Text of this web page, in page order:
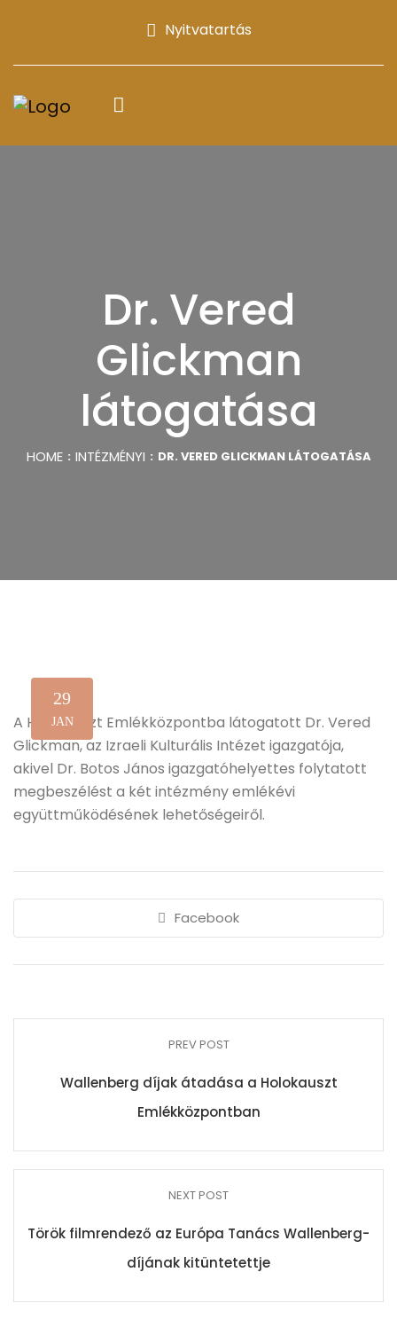
Nyitvatartás
Dr. Vered
Glickman
látogatása
HOME INTÉZMÉNYI DR. VERED GLICKMAN LÁTOGATÁSA
29
JAN
A Holokauszt Emlékközpontba látogatott Dr. Vered
Glickman, az Izraeli Kulturális Intézet igazgatója,
akivel Dr. Botos János igazgatóhelyettes folytatott
megbeszélést a két intézmény emlékévi
együttműködésének lehetőségeiről.
Facebook
PREV POST
Wallenberg díjak átadása a Holokauszt
Emlékközpontban
NEXT POST
Török filmrendező az Európa Tanács Wallenberg-
díjának kitüntetettje